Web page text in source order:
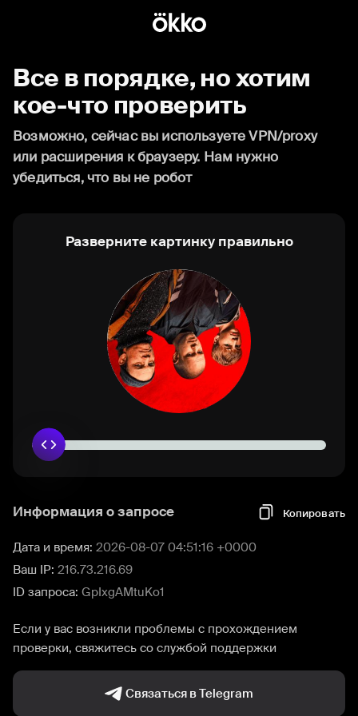
Все в порядке, но хотим
кое-что проверить
Возможно, сейчас вы используете VPN/proxy
или расширения к браузеру. Нам нужно
убедиться, что вы не робот
Разверните картинку правильно
Информация о запросе Копировать
Дата и время: 2026-08-07 04:51:16 +0000
Ваш IP: 216.73.216.69
ID запроса: GpIxgAMtuKo1
Если у вас возникли проблемы с прохождением
проверки, свяжитесь со службой поддержки
Связаться в Telegram